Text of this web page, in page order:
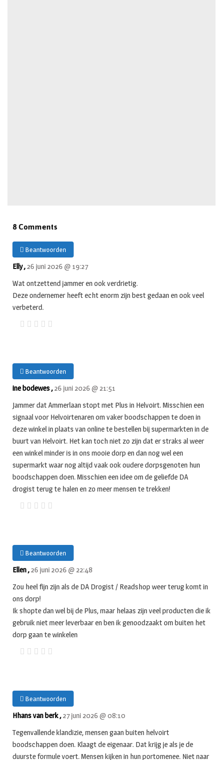
8 Comments
Beantwoorden
Elly ,26 juni 2026 @ 19:27
Wat ontzettend jammer en ook verdrietig.
Deze ondernemer heeft echt enorm zijn best gedaan en ook veel
verbeterd.
Beantwoorden
ine bodewes ,26 juni 2026 @ 21:51
Jammer dat Ammerlaan stopt met Plus in Helvoirt. Misschien een
signaal voor Helvoirtenaren om vaker boodschappen te doen in
deze winkel in plaats van online te bestellen bij supermarkten in de
buurt van Helvoirt. Het kan toch niet zo zijn dat er straks al weer
een winkel minder is in ons mooie dorp en dan nog wel een
supermarkt waar nog altijd vaak ook oudere dorpsgenoten hun
boodschappen doen. Misschien een idee om de geliefde DA
drogist terug te halen en zo meer mensen te trekken!
Beantwoorden
Ellen ,26 juni 2026 @ 22:48
Zou heel fijn zijn als de DA Drogist / Readshop weer terug komt in
ons dorp!
Ik shopte dan wel bij de Plus, maar helaas zijn veel producten die ik
gebruik niet meer leverbaar en ben ik genoodzaakt om buiten het
dorp gaan te winkelen
Beantwoorden
Hhans van berk ,27 juni 2026 @ 08:10
Tegenvallende klandizie, mensen gaan buiten helvoirt
boodschappen doen. Klaagt de eigenaar. Dat krijg je als je de
duurste formule voert. Mensen kijken in hun portomenee. Niet naar